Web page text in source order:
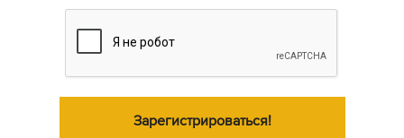
Зарегистрироваться!